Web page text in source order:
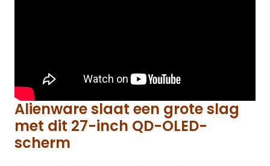
Alienware slaat een grote slag
met dit 27-inch QD-OLED-
scherm